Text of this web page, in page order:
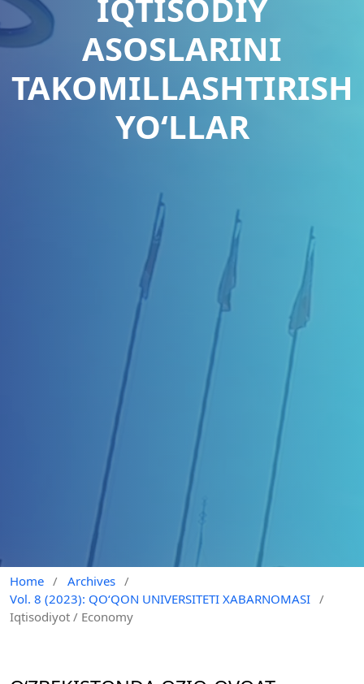
IQTISODIY
ASOSLARINI
TAKOMILLASHTIRISH
YOʻLLAR
Home / Archives /
Vol. 8 (2023): QO‘QON UNIVERSITETI XABARNOMASI /
Iqtisodiyot / Economy